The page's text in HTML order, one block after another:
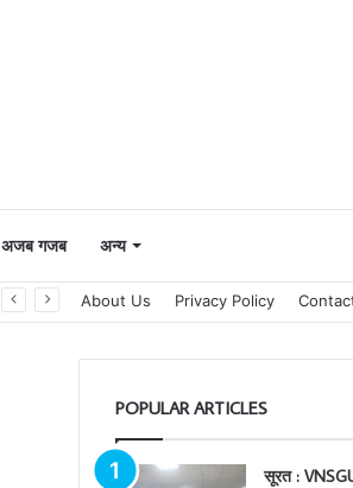
अजब गजब अन्य
About Us Privacy Policy
POPULAR ARTICLES
सूरत :